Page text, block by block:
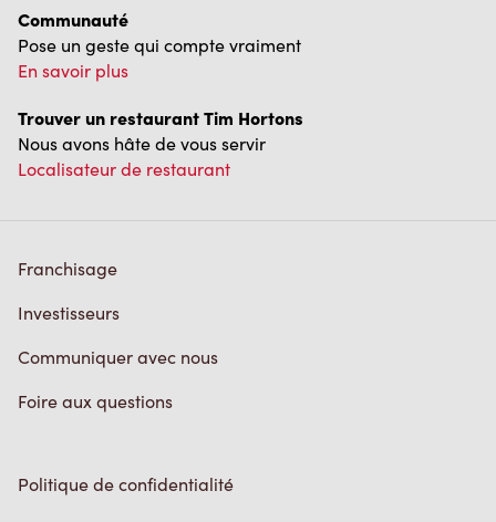
Communauté
Pose un geste qui compte vraiment
En savoir plus
Trouver un restaurant Tim Hortons
Nous avons hâte de vous servir
Localisateur de restaurant
Franchisage
Investisseurs
Communiquer avec nous
Foire aux questions
Politique de confidentialité